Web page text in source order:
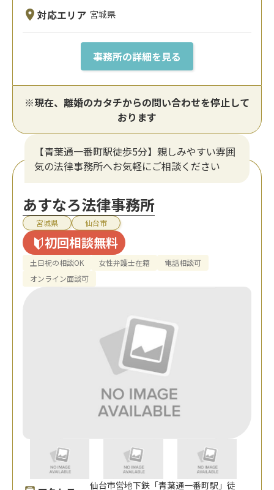
対応エリア 宮城県
事務所の詳細を見る
※現在、離婚のカタチからの問い合わせを停止して
おります
【青葉通一番町駅徒歩5分】親しみやすい雰囲
気の法律事務所へお気軽にご相談ください
あすなろ法律事務所
宮城県 仙台市
初回相談無料
土日祝の相談OK 女性弁護士在籍
電話相談可
オンライン面談可
仙台市営地下鉄「青葉通一番町駅」徒